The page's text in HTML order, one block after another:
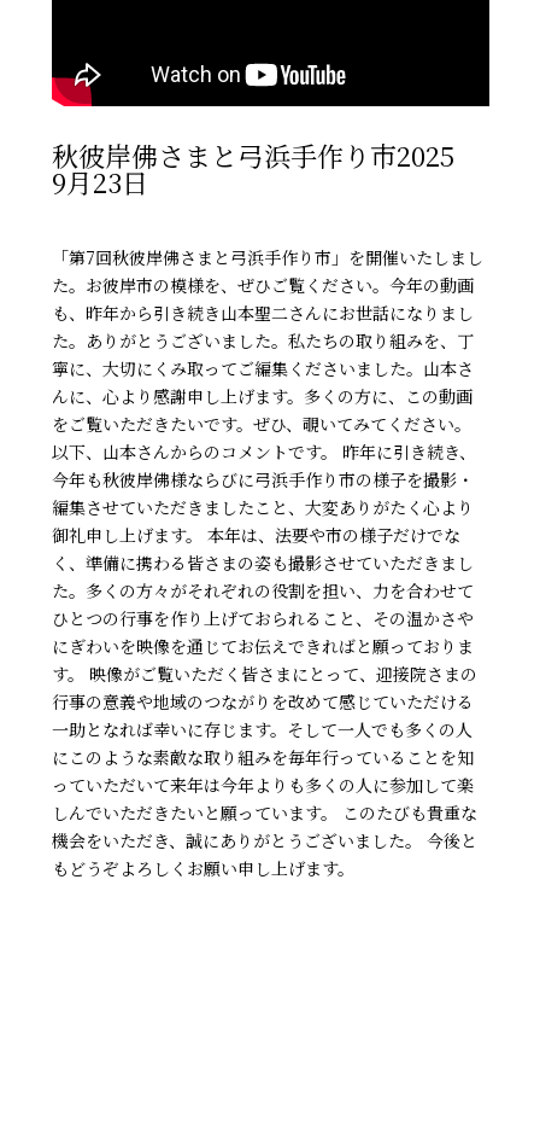
秋彼岸佛さまと弓浜手作り市2025
9月23日
「第7回秋彼岸佛さまと弓浜手作り市」を開催いたしまし
た。お彼岸市の模様を、ぜひご覧ください。今年の動画
も、昨年から引き続き山本聖二さんにお世話になりまし
た。ありがとうございました。私たちの取り組みを、丁
寧に、大切にくみ取ってご編集くださいました。山本さ
んに、心より感謝申し上げます。多くの方に、この動画
をご覧いただきたいです。ぜひ、覗いてみてください。
以下、山本さんからのコメントです。 昨年に引き続き、
今年も秋彼岸佛様ならびに弓浜手作り市の様子を撮影・
編集させていただきましたこと、大変ありがたく心より
御礼申し上げます。 本年は、法要や市の様子だけでな
く、準備に携わる皆さまの姿も撮影させていただきまし
た。多くの方々がそれぞれの役割を担い、力を合わせて
ひとつの行事を作り上げておられること、その温かさや
にぎわいを映像を通じてお伝えできればと願っておりま
す。 映像がご覧いただく皆さまにとって、迎接院さまの
行事の意義や地域のつながりを改めて感じていただける
一助となれば幸いに存じます。そして一人でも多くの人
にこのような素敵な取り組みを毎年行っていることを知
っていただいて来年は今年よりも多くの人に参加して楽
しんでいただきたいと願っています。 このたびも貴重な
機会をいただき、誠にありがとうございました。 今後と
もどうぞよろしくお願い申し上げます。